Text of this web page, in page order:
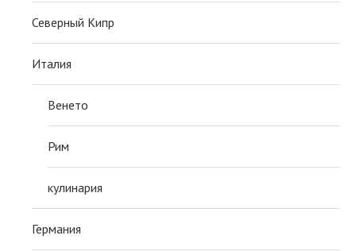
Северный Кипр
Италия
Венето
Рим
кулинария
Германия